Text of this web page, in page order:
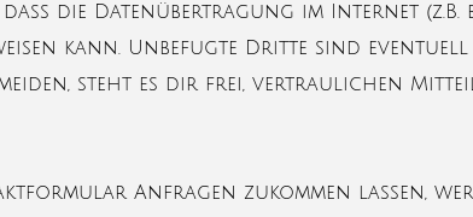
die Datenübertragung im Internet (z.B.
kann. Unbefugte Dritte sind
steht es dir frei, vertraulichen
Anfragen zukommen lassen,